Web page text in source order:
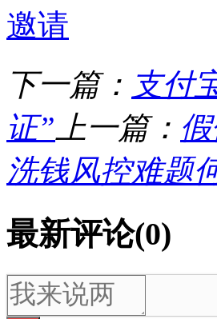
邀请
下一篇： 支付
证” 上一篇：
洗钱风控难题
最新评论(0)